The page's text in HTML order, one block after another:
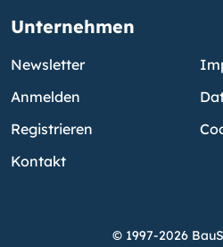
Unternehmen
Newsletter
Anmelden
Registrieren
Kontakt
© 1997-2026